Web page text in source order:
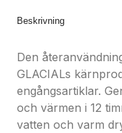
Beskrivning
Den
GLACIALs
engångsartiklar.
och värmen i 12
vatten och varm